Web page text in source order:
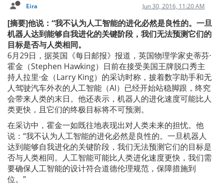
Eira Jun 30, 2016, 11:20 AM
[摘要]他说：“我不认为人工智能的进化必然是良性的。一旦
机器人达到能够自我进化的关键阶段，我们无法预测它们的
目标是否与人类相同。
6月29日，据英国《每日邮报》报道，英国物理学家史蒂芬·
霍金（Stephen Hawking）日前在接受美国王牌脱口秀主
持人拉里·金（Larry King）的采访时称，披着数字助手和无
人驾驶汽车外衣的人工智能（AI）已经开始站稳脚跟，终究
会带来人类的末日。他还表示，机器人的进化速度可能比人
类更快，且它们的终极目标将不可预测。
在采访中，霍金一如既往地表现出对人类未来的担忧。他
说：“我不认为人工智能的进化必然是良性的。一旦机器人
达到能够自我进化的关键阶段，我们无法预测它们的目标是
否与人类相同。人工智能可能比人类进化速度更快，我们需
要确保人工智能的设计符合道德伦理规范，保障措施到
位。”